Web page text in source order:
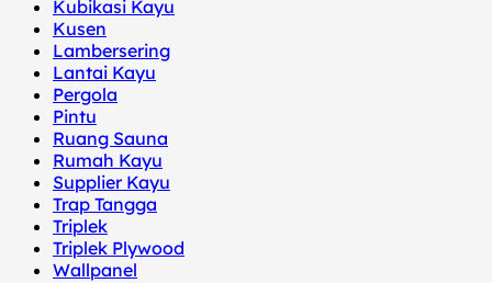
Kubikasi Kayu
Kusen
Lambersering
Lantai Kayu
Pergola
Pintu
Ruang Sauna
Rumah Kayu
Supplier Kayu
Trap Tangga
Triplek
Triplek Plywood
Wallpanel